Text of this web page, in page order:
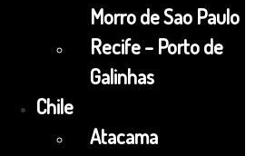
Morro de Sao Paulo
Recife – Porto de
Galinhas
Chile
Atacama